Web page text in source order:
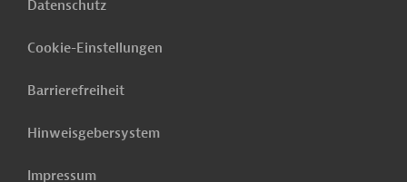
Datenschutz
Cookie-Einstellungen
Barrierefreiheit
Hinweisgebersystem
Impressum